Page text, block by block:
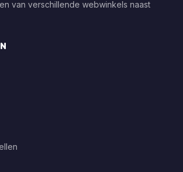
van verschillende webwinkels naast